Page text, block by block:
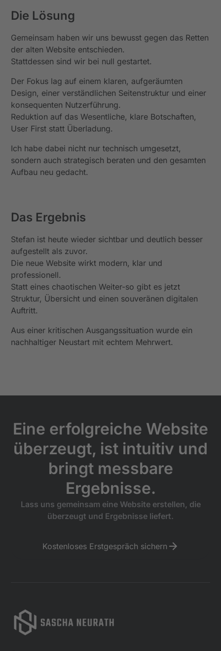
Die Lösung
Gemeinsam haben wir uns bewusst gegen das Retten
der alten Website entschieden.
Stattdessen sind wir bei null gestartet.
Der Fokus lag auf einem klaren, aufgeräumten
Design, einer verständlichen Seitenstruktur und einer
konsequenten Nutzerführung.
Reduktion auf das Wesentliche, klare Botschaften,
User First statt Überladung.
Ich habe dabei nicht nur technisch umgesetzt,
sondern auch strategisch beraten und den gesamten
Aufbau neu gedacht.
Das Ergebnis
Stefan ist heute wieder sichtbar und deutlich besser
aufgestellt als zuvor.
Die neue Website wirkt modern, klar und
professionell.
Statt eines chaotischen Weiter-so gibt es jetzt
Struktur, Übersicht und einen souveränen digitalen
Auftritt.
Aus einer kritischen Ausgangssituation wurde ein
nachhaltiger Neustart mit echtem Mehrwert.
Eine erfolgreiche Website
überzeugt, ist intuitiv und
bringt messbare
Ergebnisse.
Lass uns gemeinsam eine Website erstellen, die
überzeugt und Ergebnisse liefert.
Kostenloses Erstgespräch sichern